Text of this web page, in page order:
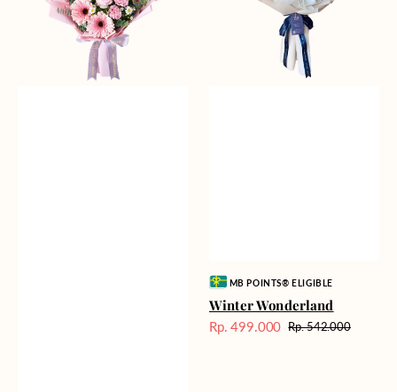
Vendor:MB POINTS® ELIGIBLE
Winter Wonderland
Harga
Rp. 499.000 Harga
Rp. 542.000